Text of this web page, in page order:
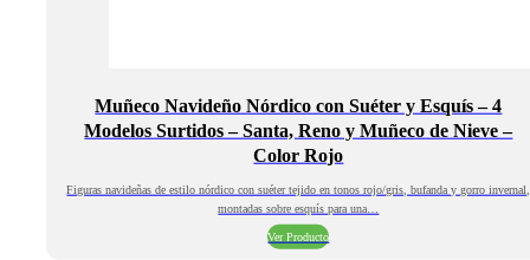
Muñeco Navideño Nórdico con Suéter y Esquís – 4
Modelos Surtidos – Santa, Reno y Muñeco de Nieve –
Color Rojo
Figuras navideñas de estilo nórdico con suéter tejido en tonos rojo/gris, bufanda y gorro invernal,
montadas sobre esquís para una…
Ver Producto